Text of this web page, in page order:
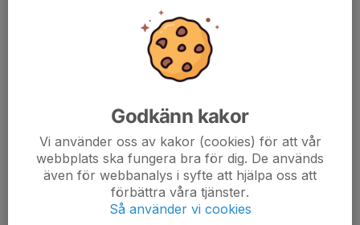
Godkänn kakor
Vi använder oss av kakor (cookies) för att vår
webbplats ska fungera bra för dig. De används
även för webbanalys i syfte att hjälpa oss att
förbättra våra tjänster.
Så använder vi cookies